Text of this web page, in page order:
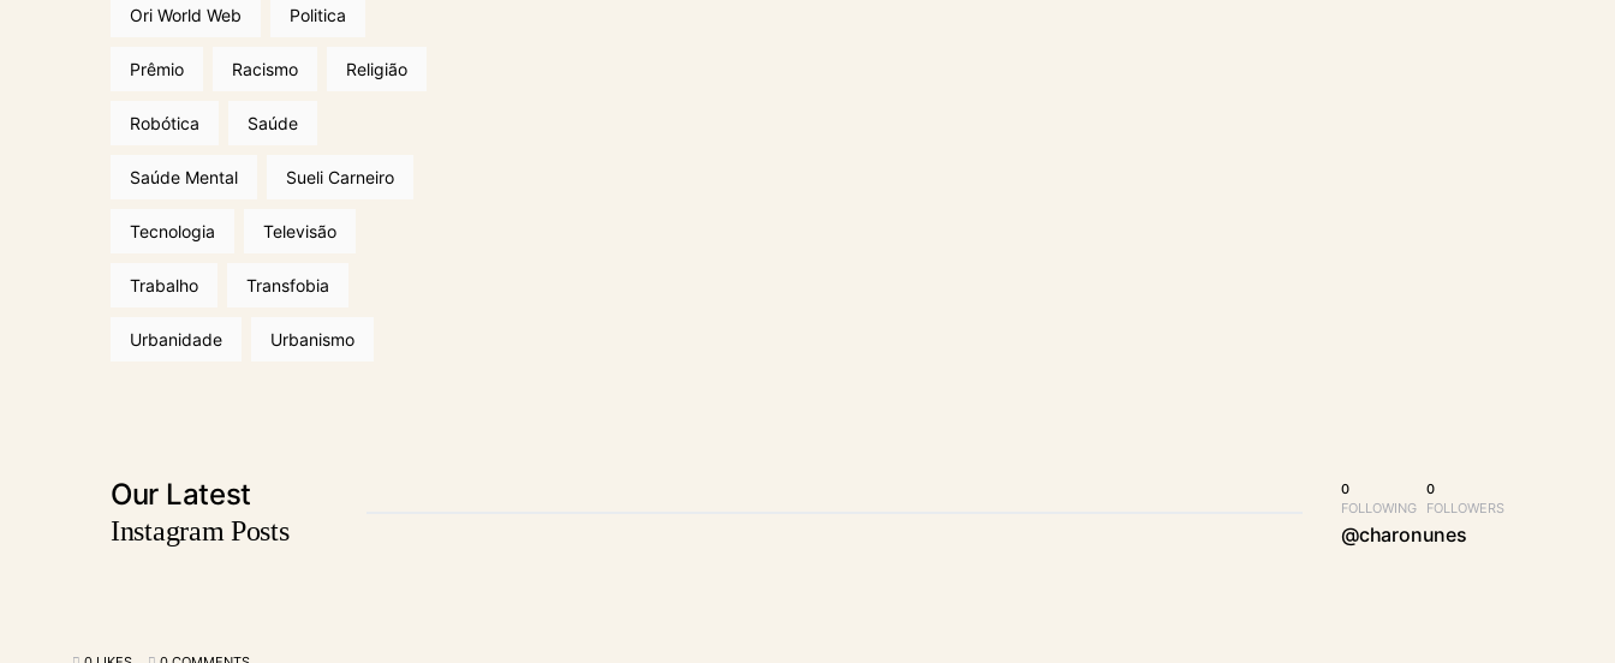
Ori World Web Politica
Prêmio Racismo Religião
Robótica Saúde
Saúde Mental Sueli Carneiro
Tecnologia Televisão
Trabalho Transfobia
Urbanidade Urbanismo
Our Latest
Instagram Posts
0
FOLLOWING
0
FOLLOWERS
@charonunes